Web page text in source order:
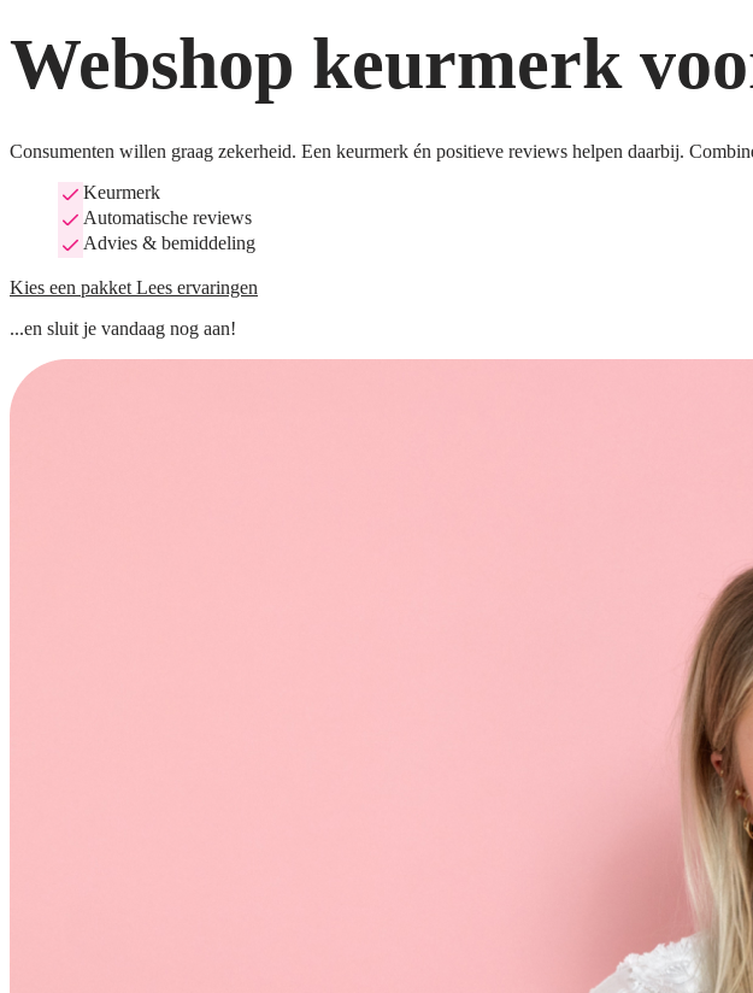
Webshop keurmerk
Consumenten willen graag zekerheid. Een keurmerk én positieve reviews helpen daarbij.
Keurmerk
Automatische reviews
Advies & bemiddeling
Kies een pakket Lees ervaringen
...en sluit je vandaag nog aan!